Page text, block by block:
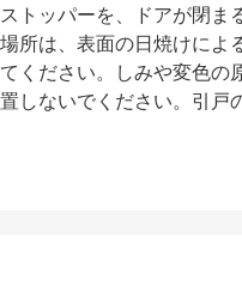
ッパーを、ドアが閉ま
は、表面の日焼けによ
ださい。しみや変色の
ないでください。引戸